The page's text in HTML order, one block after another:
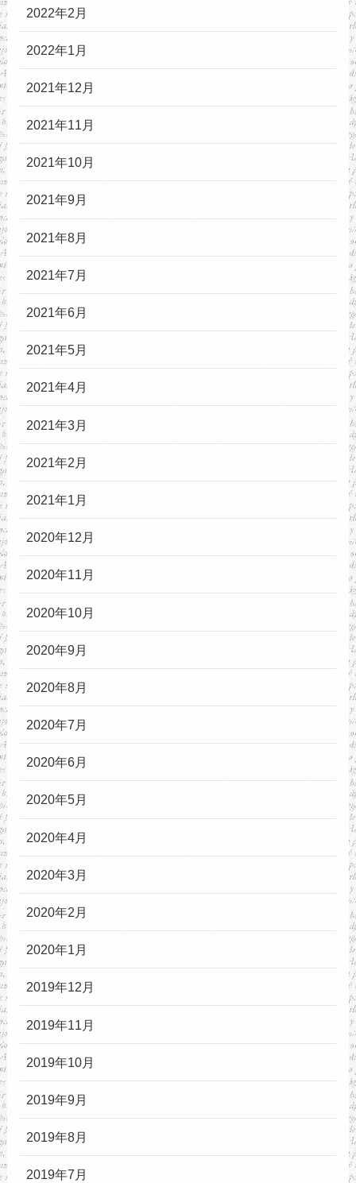
2022年2月
2022年1月
2021年12月
2021年11月
2021年10月
2021年9月
2021年8月
2021年7月
2021年6月
2021年5月
2021年4月
2021年3月
2021年2月
2021年1月
2020年12月
2020年11月
2020年10月
2020年9月
2020年8月
2020年7月
2020年6月
2020年5月
2020年4月
2020年3月
2020年2月
2020年1月
2019年12月
2019年11月
2019年10月
2019年9月
2019年8月
2019年7月